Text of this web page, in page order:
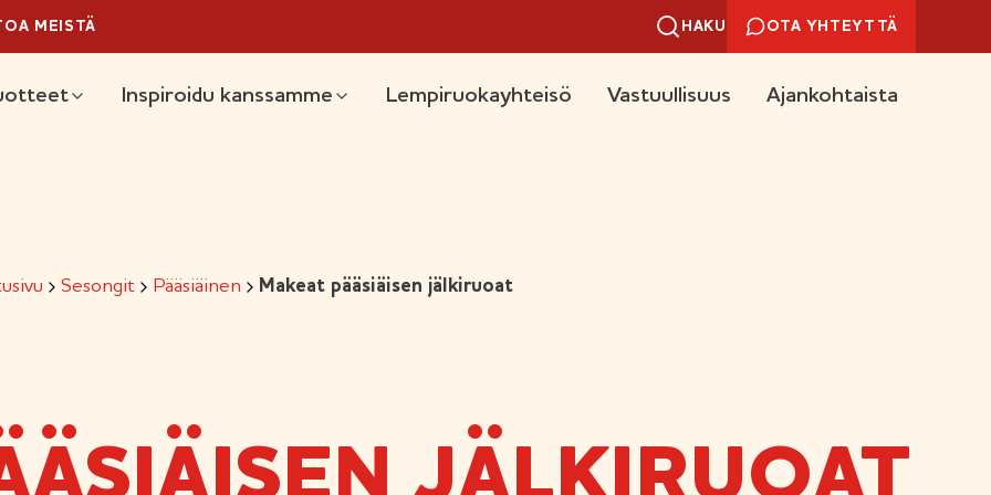
MEISTÄ HAKU OTA YHTEYTTÄ
Inspiroidu kanssamme Lempiruokayhteisö Vastuullisuus Ajankohtaista
Sesongit Pääsiäinen Makeat pääsiäisen jälkiruoat